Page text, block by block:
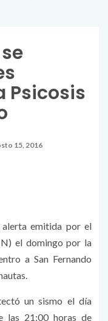
Psicosis
15, 2016
emitida por el
el domingo por la
a San Fernando
un sismo el día
las 21:00 horas de